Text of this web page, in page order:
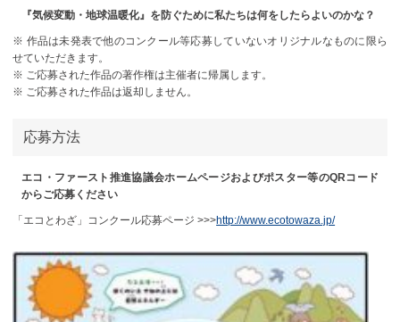
『気候変動・地球温暖化』を防ぐために私たちは何をしたらよいのかな？
※ 作品は未発表で他のコンクール等応募していないオリジナルなものに限ら
せていただきます。
※ ご応募された作品の著作権は主催者に帰属します。
※ ご応募された作品は返却しません。
応募方法
エコ・ファースト推進協議会ホームページおよびポスター等のQRコード
からご応募ください
「エコとわざ」コンクール応募ページ >>>http://www.ecotowaza.jp/